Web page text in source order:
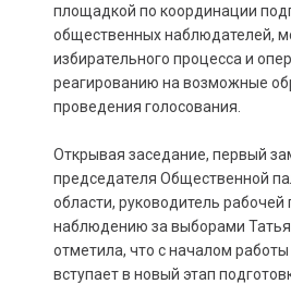
площадкой по координации
общественных наблюдателей,
избирательного процесса и
реагированию на возможные
проведения голосования.
Открывая заседание, первый
председателя Общественной
области, руководитель рабочей
наблюдению за выборами
отметила, что с началом
вступает в новый этап